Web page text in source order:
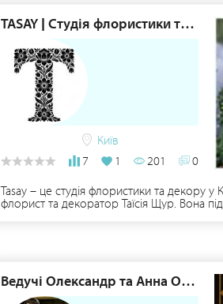
TASAY | Студія флористики та декору
Київ
7
1 201
0
Tasay – це студія флористики та декору
флорист та декоратор Таїсія Щур. Вона
Ведучі Олександр та Анна Овчиннікови